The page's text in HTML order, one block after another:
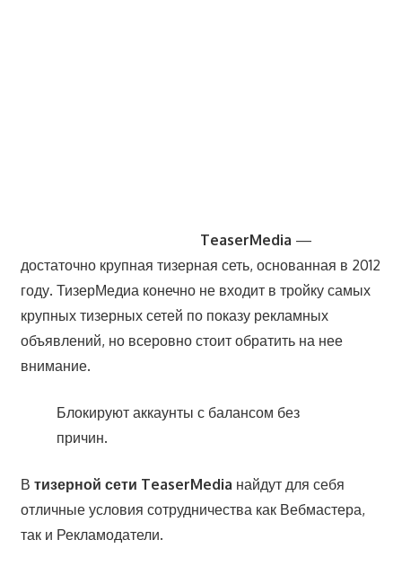
TeaserMedia —
достаточно крупная тизерная сеть, основанная в 2012
году. ТизерМедиа конечно не входит в тройку самых
крупных тизерных сетей по показу рекламных
объявлений, но всеровно стоит обратить на нее
внимание.
Блокируют аккаунты с балансом без
причин.
В тизерной сети TeaserMedia найдут для себя
отличные условия сотрудничества как Вебмастера,
так и Рекламодатели.